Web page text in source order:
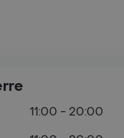
11:00 - 20:00